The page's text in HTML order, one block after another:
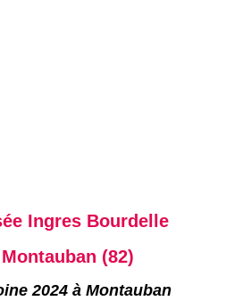
Ingres Bourdelle
Montauban (82)
2024 à Montauban